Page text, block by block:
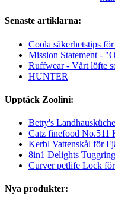
Senaste artiklarna:
Coola säkerhetstips
Mission Statement -
Ruffwear - Vårt löfte
HUNTER
Upptäck Zoolini:
Betty's Landhausküche
Catz finefood No.511
Kerbl Vattenskål för
8in1 Delights
Curver petlife Lock
Nya produkter: